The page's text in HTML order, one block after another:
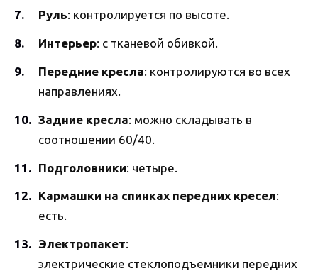
Руль: контролируется по высоте.
Интерьер: с тканевой обивкой.
Передние кресла: контролируются во всех
направлениях.
Задние кресла: можно складывать в
соотношении 60/40.
Подголовники: четыре.
Кармашки на спинках передних кресел:
есть.
Электропакет:
электрические стеклоподъемники передних